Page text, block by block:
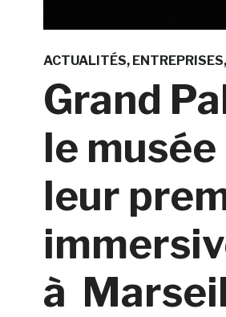
ACTUALITÉS ENTREPRISES
Grand
le
leur
à